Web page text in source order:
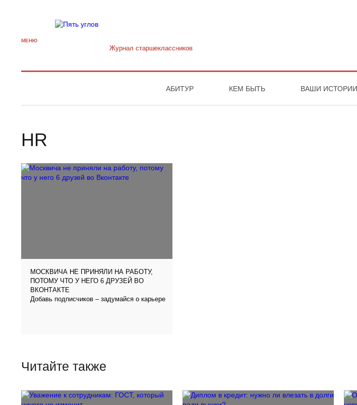
МЕНЮ
Журнал старшекласcников
АБИТУР КЕМ БЫТЬ ВАШИ ИСТОРИИ
HR
МОСКВИЧА НЕ ПРИНЯЛИ НА РАБОТУ,
ПОТОМУ ЧТО У НЕГО 6 ДРУЗЕЙ ВО
ВКОНТАКТЕ
Добавь подписчиков – задумайся о карьере
Читайте также